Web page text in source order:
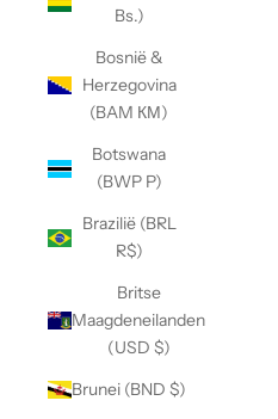
Bs.)
Bosnië &
Herzegovina
(BAM КМ)
Botswana
(BWP P)
Brazilië (BRL
R$)
Britse
Maagdeneilanden
(USD $)
Brunei (BND $)